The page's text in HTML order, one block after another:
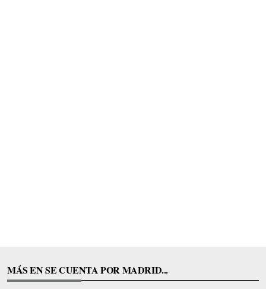
MÁS EN SE CUENTA POR MADRID...